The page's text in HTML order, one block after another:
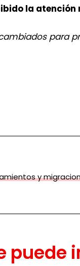
la
para
y
puede